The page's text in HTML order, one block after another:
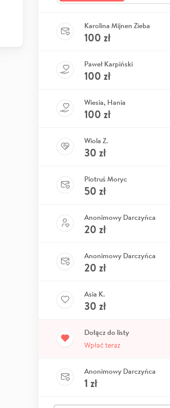
Karolina Mijnen Zieba
100 zł
Paweł Karpiński
100 zł
Wiesia, Hania
100 zł
Wiola Z.
30 zł
Piotruś Moryc
50 zł
Anonimowy Darczyńca
20 zł
Anonimowy Darczyńca
20 zł
Asia K.
30 zł
Dołącz do listy
Wpłać teraz
Anonimowy Darczyńca
1 zł